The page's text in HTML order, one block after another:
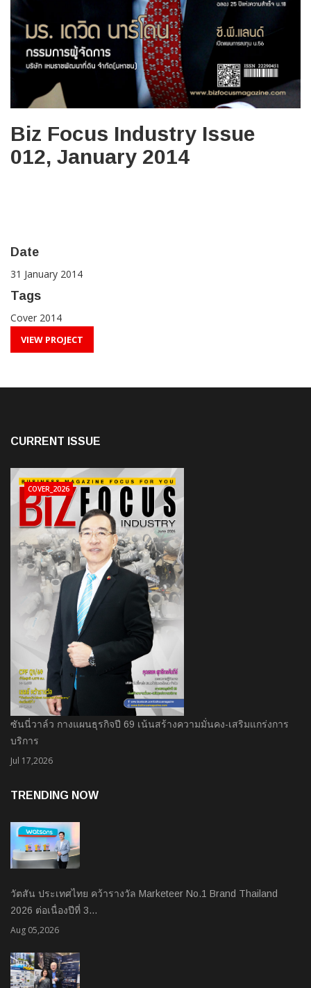
Biz Focus Industry Issue
012, January 2014
Date
31 January 2014
Tags
Cover 2014
VIEW PROJECT
CURRENT ISSUE
ซันนี่วาล์ว กางแผนธุรกิจปี 69 เน้นสร้างความมั่นคง-เสริมแกร่งการ
บริการ
Jul 17,2026
COVER_2026
TRENDING NOW
วัตสัน ประเทศไทย คว้ารางวัล Marketeer No.1 Brand Thailand
2026 ต่อเนื่องปีที่ 3…
Aug 05,2026